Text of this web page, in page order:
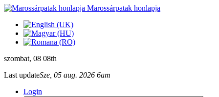
Marossárpatak honlapja
szombat, 08 08th
Last updateSze, 05 aug. 2026 6am
Login